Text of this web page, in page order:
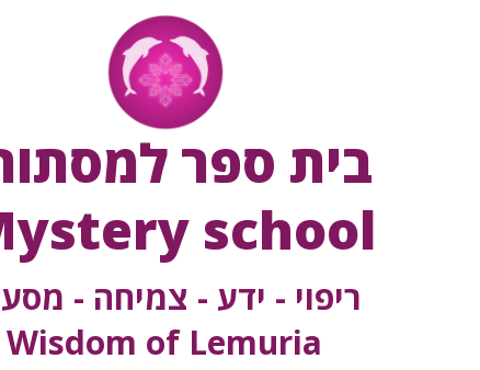
בית ספר
school
ריפוי - ידע - צמיחה -
Wisdom of Lemuria